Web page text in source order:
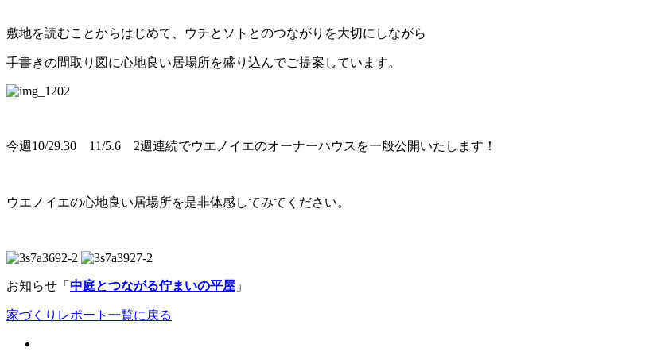
敷地を読むことからはじめて、ウチとソトとのつながりを大切にしながら
手書きの間取り図に心地良い居場所を盛り込んでご提案しています。
今週10/29.30 11/5.6 2週連続でウエノイエのオーナーハウスを一般公開いたします！
ウエノイエの心地良い居場所を是非体感してみてください。
お知らせ「 中庭とつながる佇まいの平屋 」
家づくりレポート一覧に戻る